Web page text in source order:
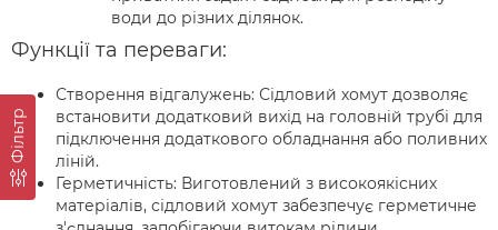
Фільтр
води до різних ділянок.
Функції та переваги:
Створення відгалужень: Сідловий хомут дозволяє
встановити додатковий вихід на головній трубі для
підключення додаткового обладнання або поливних
ліній.
Герметичність: Виготовлений з високоякісних
матеріалів, сідловий хомут забезпечує герметичне